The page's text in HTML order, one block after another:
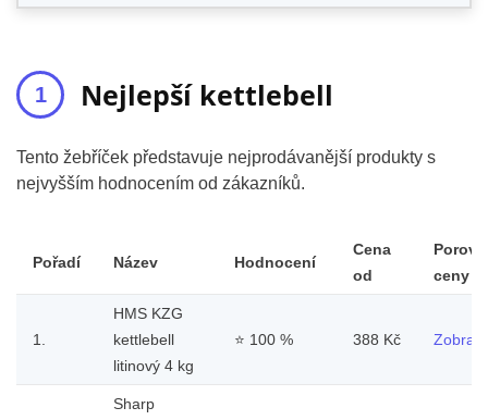
Nejlepší kettlebell
Tento žebříček představuje nejprodávanější produkty s
nejvyšším hodnocením od zákazníků.
Pořadí Název Hodnocení
Cena
od
ceny
1.
HMS KZG
kettlebell
litinový 4 kg
⭐ 100 % 388 Kč
Sharp